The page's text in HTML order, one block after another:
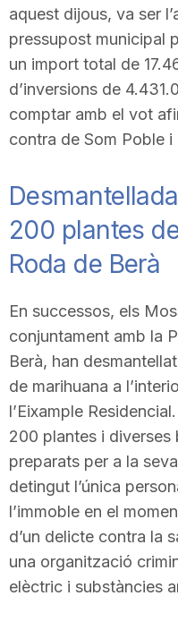
aquest dijous, va ser
pressupost municipal
un import total de
d’inversions de
comptar amb el vot
contra de Som Poble i
200 plantes
Roda de Berà
En successos, els
conjuntament amb la
Berà, han
de marihuana a
l’Eixample
200 plantes i diverses
preparats per a la
detingut l’única
l’immoble en el
d’un delicte contra la
una organització
elèctric i substàncies